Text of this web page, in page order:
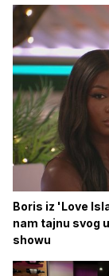
Boris iz 'Love
nam tajnu svog
showu